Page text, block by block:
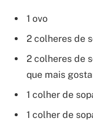
1 ovo
2 colheres de
2 colheres de
que mais
1 colher de
1 colher de